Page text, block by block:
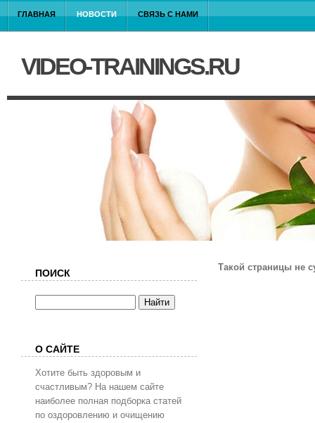
ГЛАВНАЯ НОВОСТИ СВЯЗЬ С НАМИ
VIDEO-TRAININGS.RU
Такой страницы не
ПОИСК
О САЙТЕ
Хотите быть здоровым и
счастливым? На нашем сайте
наиболее полная подборка статей
по оздоровлению и очищению